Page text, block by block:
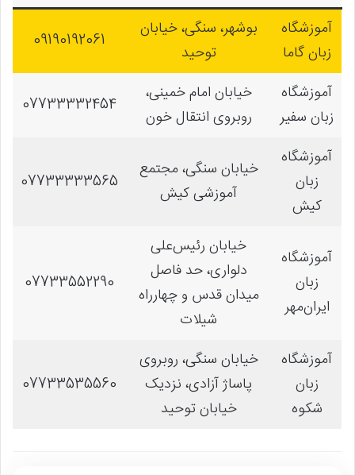
آموزشگاه
زبان گاما
بوشهر، سنگی، خیابان
توحید
09190192061
آموزشگاه
زبان سفیر
خیابان امام خمینی،
روبروی انتقال خون
07733332454
آموزشگاه
زبان
کیش
خیابان سنگی، مجتمع
آموزشی کیش
07733333565
آموزشگاه
زبان
ایران‌مهر
خیابان رئیس‌علی
دلواری، حد فاصل
میدان قدس و چهارراه
شیلات
07733552290
آموزشگاه
زبان
شکوه
خیابان سنگی، روبروی
پاساژ آزادی، نزدیک
خیابان توحید
07733535560